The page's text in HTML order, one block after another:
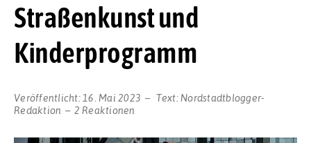
Straßenkunst und
Kinderprogramm
Veröffentlicht: 16. Mai 2023 Text: Nordstadtblogger-
Redaktion
2 Reaktionen